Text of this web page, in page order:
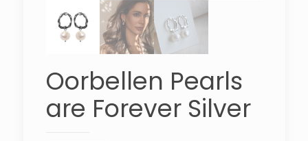
Oorbellen Pearls
are Forever Silver